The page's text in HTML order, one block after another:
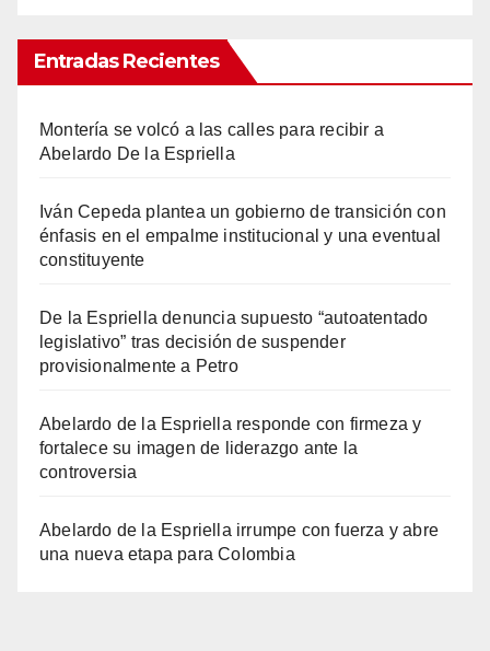
Entradas Recientes
Montería se volcó a las calles para recibir a
Abelardo De la Espriella
Iván Cepeda plantea un gobierno de transición con
énfasis en el empalme institucional y una eventual
constituyente
De la Espriella denuncia supuesto “autoatentado
legislativo” tras decisión de suspender
provisionalmente a Petro
Abelardo de la Espriella responde con firmeza y
fortalece su imagen de liderazgo ante la
controversia
Abelardo de la Espriella irrumpe con fuerza y abre
una nueva etapa para Colombia